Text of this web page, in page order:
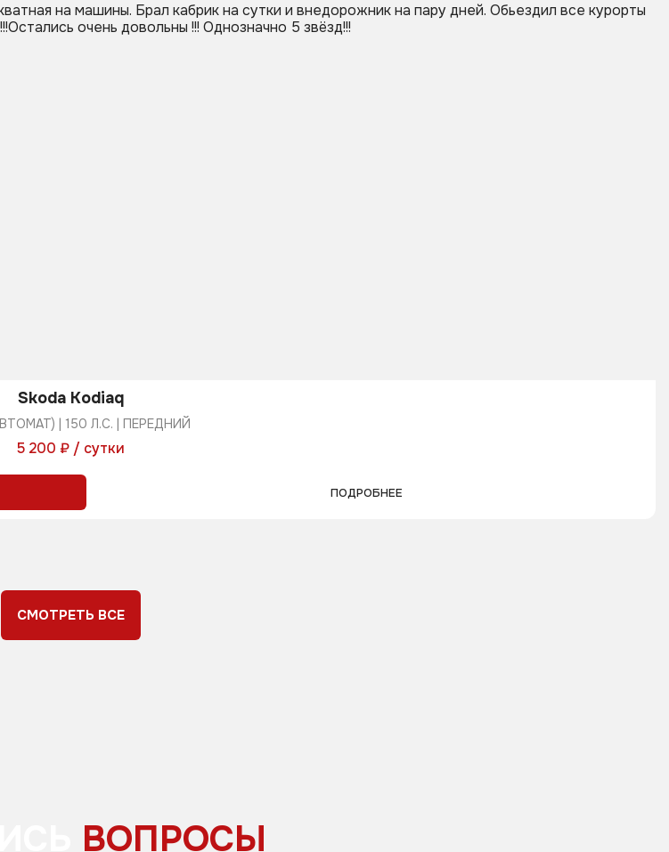
на машины. Брал кабрик на сутки и внедорожник на пару дней. Обьездил все курорты
очень довольны !!! Однозначно 5 звёзд!!!
Skoda Kodiaq
| 150 Л.С. | ПЕРЕДНИЙ
5 200 ₽ / сутки
ПОДРОБНЕЕ
СМОТРЕТЬ ВСЕ
ВОПРОСЫ